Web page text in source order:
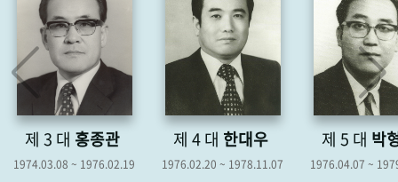
기록물 아카이브
사진 아카이브 문서 기록물 행정박물 영상 기록물
50+1주년 기념
성과 50선 숫자로 보는 50년 50 +1주년 광장
세계와 함께 한 KIHASA
제 4 대한대우
1976.02.20 ~ 1978.11.07
제 5 대박형종
1976.04.07 ~ 1979.04.06
제 6